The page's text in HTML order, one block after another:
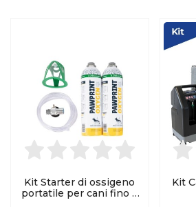
Kit Starter di ossigeno
portatile per cani fino a
Kit